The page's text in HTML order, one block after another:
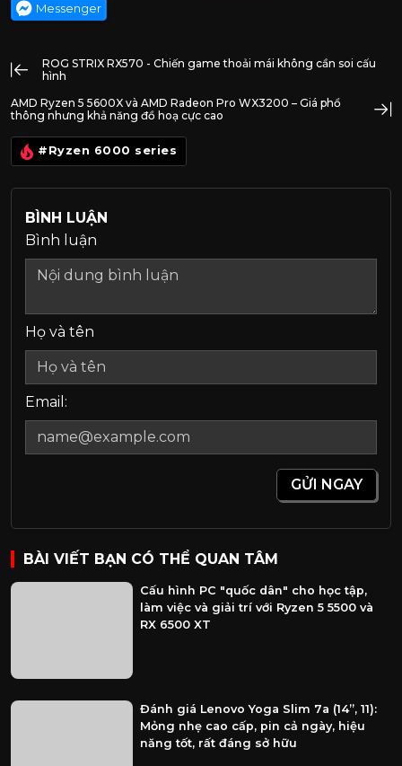
Messenger
ROG STRIX RX570 - Chiến game thoải mái không cần soi cấu
hình
AMD Ryzen 5 5600X và AMD Radeon Pro WX3200 – Giá phổ
thông nhưng khả năng đồ hoạ cực cao
#Ryzen 6000 series
BÌNH LUẬN
Bình luận
Họ và tên
Email:
GỬI NGAY
BÀI VIẾT BẠN CÓ THỂ QUAN TÂM
Cấu hình PC "quốc dân" cho học tập,
làm việc và giải trí với Ryzen 5 5500 và
RX 6500 XT
Đánh giá Lenovo Yoga Slim 7a (14”, 11):
Mỏng nhẹ cao cấp, pin cả ngày, hiệu
năng tốt, rất đáng sở hữu